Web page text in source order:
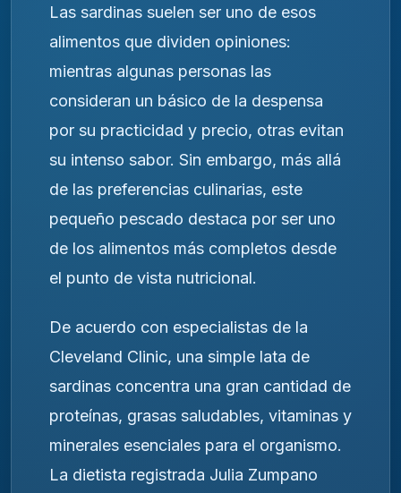
Las sardinas suelen ser uno de esos
alimentos que dividen opiniones:
mientras algunas personas las
consideran un básico de la despensa
por su practicidad y precio, otras evitan
su intenso sabor. Sin embargo, más allá
de las preferencias culinarias, este
pequeño pescado destaca por ser uno
de los alimentos más completos desde
el punto de vista nutricional.
De acuerdo con especialistas de la
Cleveland Clinic, una simple lata de
sardinas concentra una gran cantidad de
proteínas, grasas saludables, vitaminas y
minerales esenciales para el organismo.
La dietista registrada Julia Zumpano